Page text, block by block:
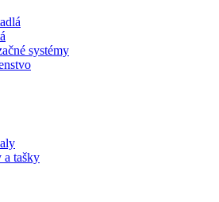
systémy
a tašky